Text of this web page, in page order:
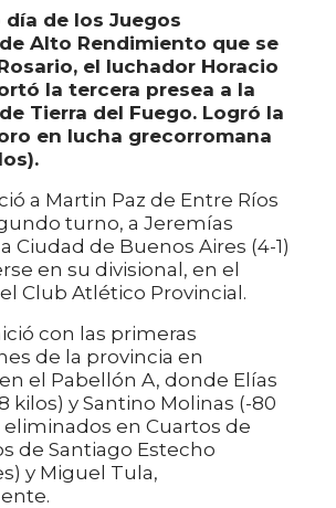
día de los Juegos
Alto Rendimiento que se
el luchador Horacio
la tercera presea a la
Tierra del Fuego. Logró la
en lucha grecorromana
a Martin Paz de Entre Ríos
turno, a Jeremías
Ciudad de Buenos Aires (4-1)
en su divisional, en el
Club Atlético Provincial.
con las primeras
de la provincia en
el Pabellón A, donde Elías
kilos) y Santino Molinas (-80
en Cuartos de
de Santiago Estecho
y Miguel Tula,